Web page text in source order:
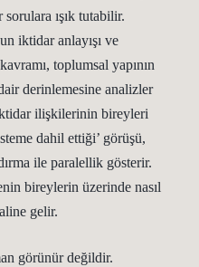
ışık tutabilir.
iktidar anlayışı ve
toplumsal yapının
derinlemesine analizler
ilişkilerinin bireyleri
dahil ettiği’ görüşü,
ile paralellik gösterir.
bireylerin üzerinde nasıl
gelir.
görünür değildir.